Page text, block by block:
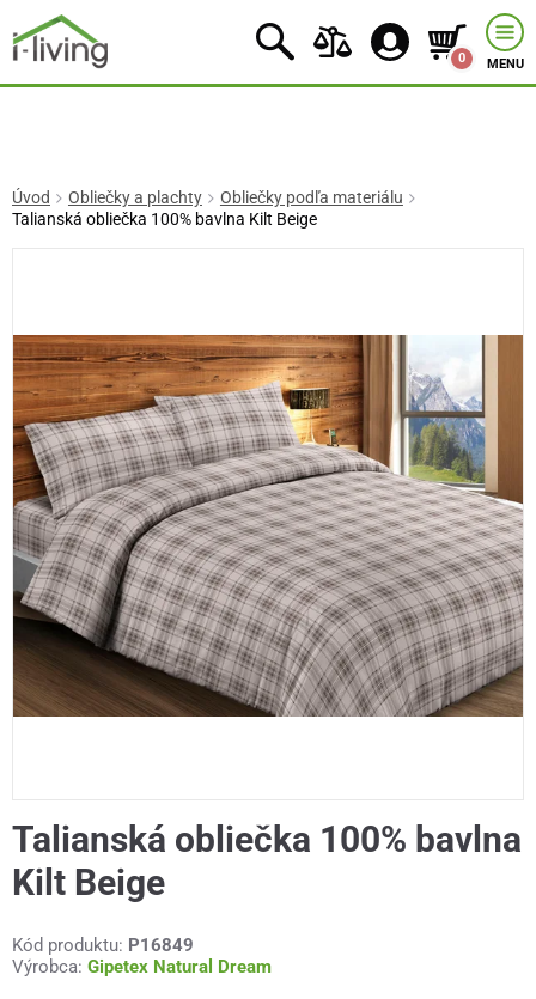
0 MENU
Úvod Obliečky a plachty
Obliečky podľa materiálu
Talianská obliečka 100% bavlna Kilt Beige
Talianská obliečka 100% bavlna
Kilt Beige
Kód produktu: P16849
Výrobca: Gipetex Natural Dream